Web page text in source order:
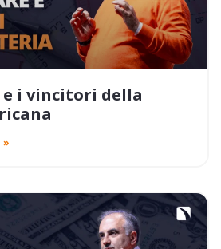
e i vincitori della
»